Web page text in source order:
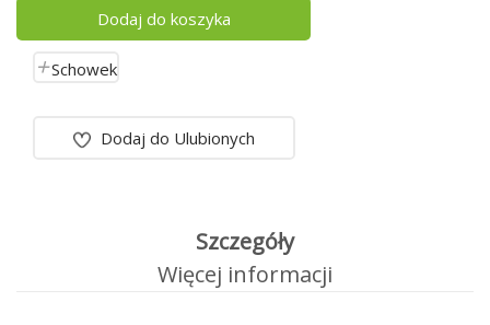
Dodaj do koszyka
Schowek
Dodaj do Ulubionych
Szczegóły
Więcej informacji